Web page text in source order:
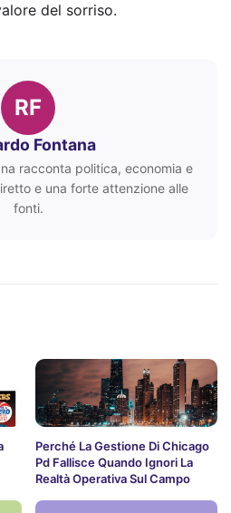
del sorriso.
RF
Fontana
racconta politica, economia e
e una forte attenzione alle
fonti.
Perché La Gestione Di Chicago
Pd Fallisce Quando Ignori La
Realtà Operativa Sul Campo